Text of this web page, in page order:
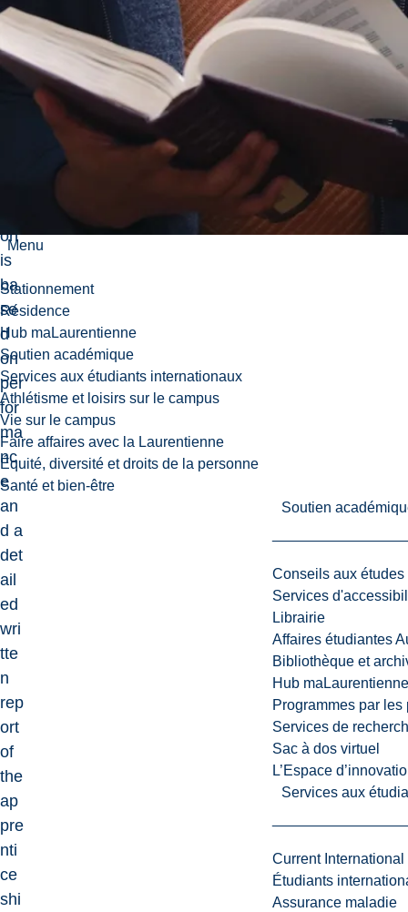
Menu
Stationnement
Résidence
Hub maLaurentienne
Soutien académique
Services aux étudiants internationaux
Athlétisme et loisirs sur le campus
Vie sur le campus
Faire affaires avec la Laurentienne
Équité, diversité et droits de la personne
Santé et bien-être
Soutien
Conseils aux études
Services
Librairie
Affaires étudiantes
Bibliothèque et
Hub maLaurentienne
Programmes par les
Services de
Sac à dos virtuel
L’Espace
Services aux
Current International
Étudiants
Assurance maladie
mi
se
on
is
ba
se
d
on
per
for
ma
nc
e
an
d a
det
ail
ed
wri
tte
n
rep
ort
of
the
ap
pre
nti
ce
shi